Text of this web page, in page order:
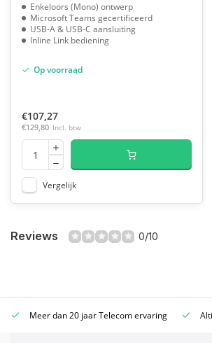
Enkeloors (Mono) ontwerp
Microsoft Teams gecertificeerd
USB-A & USB-C aansluiting
Inline Link bediening
Op voorraad
€107,27
€129,80 Incl. btw
Vergelijk
Reviews 0/10
Meer dan 20 jaar Telecom ervaring